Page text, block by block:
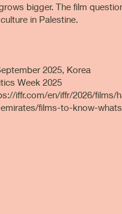
bigger. The film
in Palestine.
2025, Korea
Week 2025
iffr.com/en/iffr/2026/films/
films-to-know-